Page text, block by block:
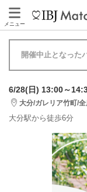
メニュー
開催中止となった
6/28(日) 13:00～
大分/ガレリア竹町/
大分駅から徒歩6分